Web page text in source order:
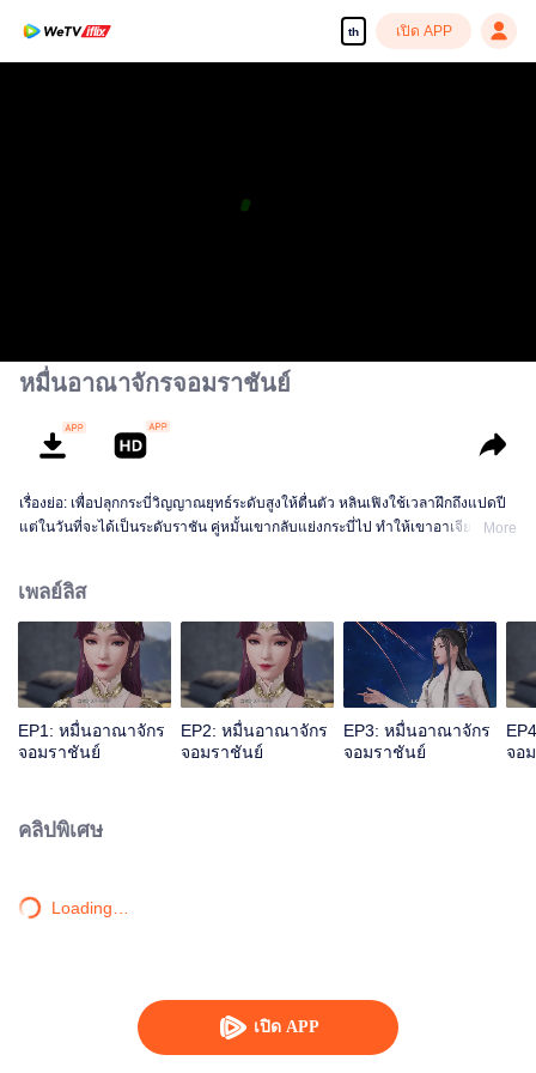
th เปิด APP
เปิด APP
หมื่นอาณาจักรจอมราชันย์
เรื่องย่อ: เพื่อปลุกกระบี่วิญญาณยุทธ์ระดับสูงให้ตื่นตัว หลินเฟิงใช้เวลาฝึกถึงแปดปี
แต่ในวันที่จะได้เป็นระดับราชัน คู่หมั้นเขากลับแย่งกระบี่ไป ทำให้เขาอาเจียนเป็น
กีดกัน แต่โชคดีที่มีน้องสาวและท่านปู่อยู่เคียงข้างและมีพลังใหม่คอยช่วยเหลือ เขา
จึงดูดซับพลังจากผู้แข็งแกร่งสำเร็จ หลินเฟิงข้ามภยันตรายมากมาย เติบโตจน
กลายเป็นผู้แกร่งที่ผู้คนนับถือและก้าวขึ้นสู่จุดสูงสุด
More
เพลย์ลิส
EP1: หมื่นอาณาจักร
จอมราชันย์
EP2: หมื่นอาณาจักร
จอมราชันย์
EP3: หมื่นอาณาจักร
จอมราชันย์
จอ
คลิปพิเศษ
Loading…